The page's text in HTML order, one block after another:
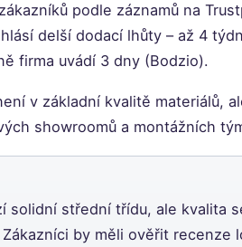
podle záznamů na
delší dodací lhůty – až 4
firma uvádí 3 dny (Bodzio).
v základní kvalitě materiálů,
showroomů a montážních
solidní střední třídu, ale kvalita
by měli ověřit recenze